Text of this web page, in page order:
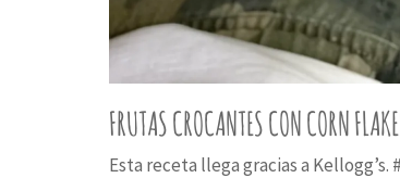
FRUTAS CROCANTES CON CORN
Esta receta llega gracias a